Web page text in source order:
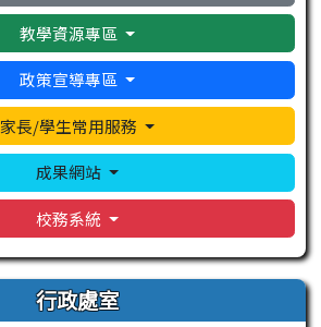
教學資源專區
政策宣導專區
家長/學生常用服務
成果網站
校務系統
行政處室